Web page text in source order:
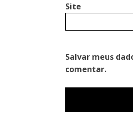
Site
Salvar meus
comentar.